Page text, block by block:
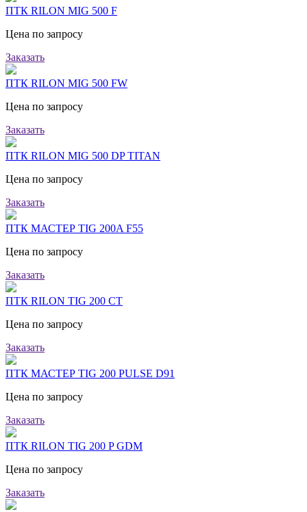
ПТК RILON MIG 500 F
Цена по запросу
Заказать
ПТК RILON MIG 500 FW
Цена по запросу
Заказать
ПТК RILON MIG 500 DP TITAN
Цена по запросу
Заказать
ПТК МАСТЕР TIG 200A F55
Цена по запросу
Заказать
ПТК RILON TIG 200 CT
Цена по запросу
Заказать
ПТК МАСТЕР TIG 200 PULSE D91
Цена по запросу
Заказать
ПТК RILON TIG 200 P GDM
Цена по запросу
Заказать